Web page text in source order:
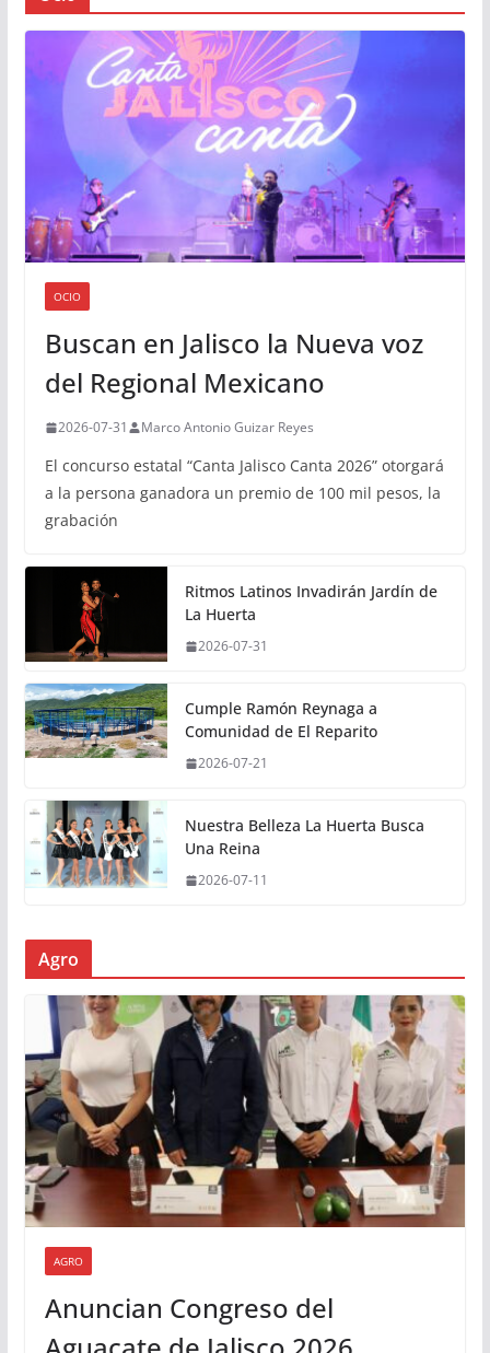
OCIO
Buscan en Jalisco la Nueva voz
del Regional Mexicano
2026-07-31 Marco Antonio Guizar Reyes
El concurso estatal “Canta Jalisco Canta 2026” otorgará
a la persona ganadora un premio de 100 mil pesos, la
grabación
Ritmos Latinos Invadirán Jardín de
La Huerta
2026-07-31
Cumple Ramón Reynaga a
Comunidad de El Reparito
2026-07-21
Nuestra Belleza La Huerta Busca
Una Reina
2026-07-11
Agro
AGRO
Anuncian Congreso del